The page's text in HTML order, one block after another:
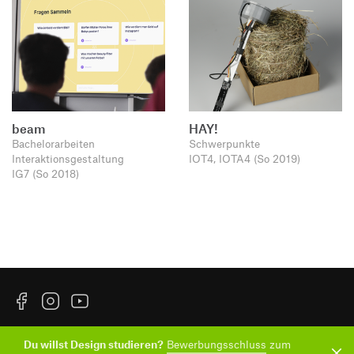
Du willst Design studieren? Bewerbungsschluss zum
beam
Bachelorarbeiten
Interaktionsgestaltung
IG7 (So 2018)
HAY!
Schwerpunkte
IOT4, IOTA4 (So 2019)
FacebookInstagramYouTube